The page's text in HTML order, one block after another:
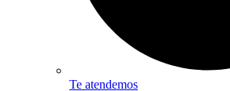
Te atendemos